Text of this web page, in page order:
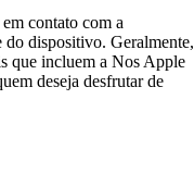
contato com a
dispositivo. Geralmente,
que incluem a Nos Apple
deseja desfrutar de